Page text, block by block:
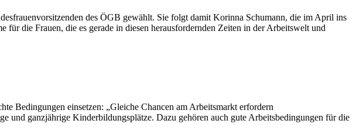
des ÖGB gewählt. Sie folgt damit Korinna Schumann, die im April ins
die Frauen, die es gerade in diesen herausfordernden Zeiten in der Arbeitswelt und
Bedingungen einsetzen: „Gleiche Chancen am Arbeitsmarkt erfordern
und ganzjährige Kinderbildungsplätze. Dazu gehören auch gute Arbeitsbedingungen für die